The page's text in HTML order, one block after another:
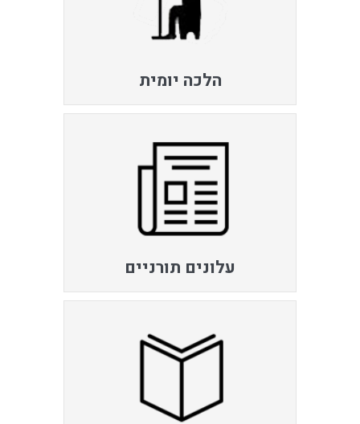
הלכה יומית
עלונים תורניים